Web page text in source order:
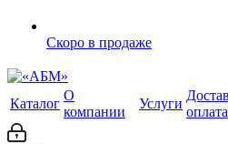
Скоро в продаже
Каталог
О
компании
Услуги
оплата